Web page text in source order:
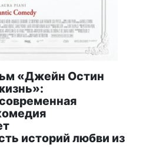
«Джейн Остин
историй любви из